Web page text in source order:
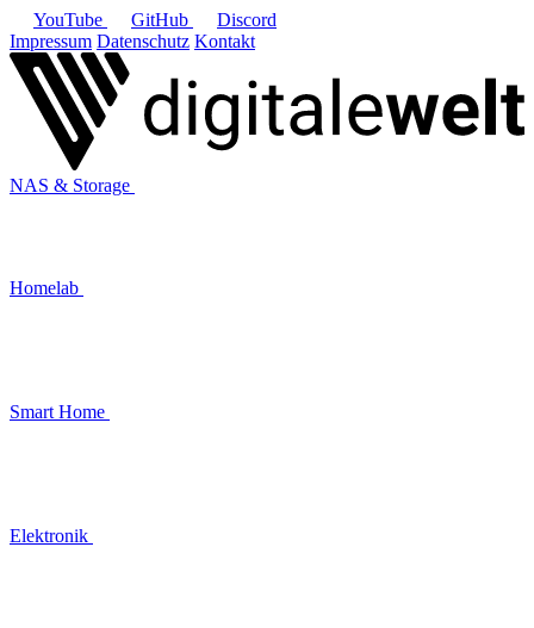
YouTube GitHub
Discord
Impressum Datenschutz Kontakt
NAS & Storage
Homelab
Smart Home
Elektronik